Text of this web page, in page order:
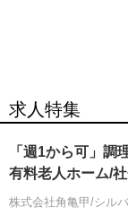
求人特集
「週1から可」調
有料老人ホーム/
株式会社角亀甲/シル